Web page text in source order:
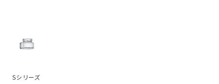
Sシリーズ